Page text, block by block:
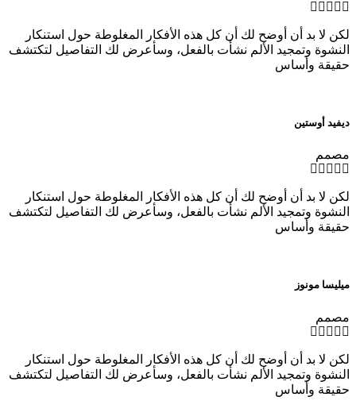
لكن لا بد أن أوضح لك أن كل هذه الأفكار المغلوطة حول استنكار
النشوة وتمجيد الألم نشأت بالفعل، وسأعرض لك التفاصيل لتكتشف
حقيقة وأساس
ديفيد أوستين
مصمم
لكن لا بد أن أوضح لك أن كل هذه الأفكار المغلوطة حول استنكار
النشوة وتمجيد الألم نشأت بالفعل، وسأعرض لك التفاصيل لتكتشف
حقيقة وأساس
ميليسا مونوز
مصمم
لكن لا بد أن أوضح لك أن كل هذه الأفكار المغلوطة حول استنكار
النشوة وتمجيد الألم نشأت بالفعل، وسأعرض لك التفاصيل لتكتشف
حقيقة وأساس